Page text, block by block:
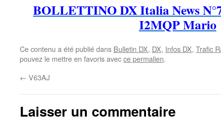
BOLLETTINO DX Italia News
I2MQP Mario
Ce contenu a été publié dans Bulletin DX, DX, Infos DX, Trafic
pouvez le mettre en favoris avecce permalien.
← V63AJ
Laisser un commentaire